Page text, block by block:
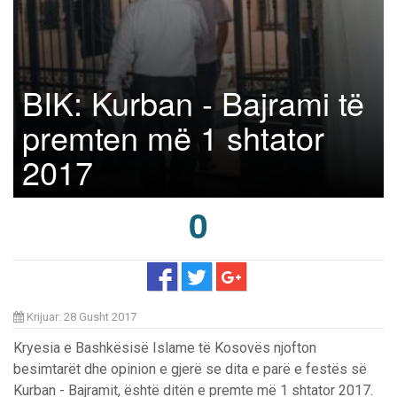
BIK: Kurban - Bajrami të
premten më 1 shtator
2017
0
Krijuar: 28 Gusht 2017
Kryesia e Bashkësisë Islame të Kosovës njofton
besimtarët dhe opinion e gjerë se dita e parë e festës së
Kurban - Bajramit, është ditën e premte më 1 shtator 2017.